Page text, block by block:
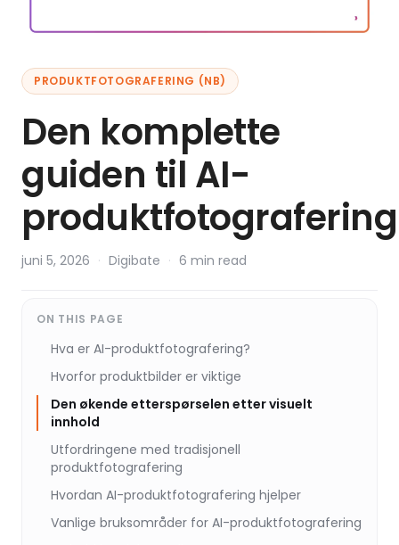
PRODUKTFOTOGRAFERING (NB)
Den komplette
guiden til AI-
produktfotografering
juni 5, 2026 · Digibate · 6 min read
ON THIS PAGE
Hva er AI-produktfotografering?
Hvorfor produktbilder er viktige
Den økende etterspørselen etter visuelt
innhold
Utfordringene med tradisjonell
produktfotografering
Hvordan AI-produktfotografering hjelper
Vanlige bruksområder for AI-produktfotografering